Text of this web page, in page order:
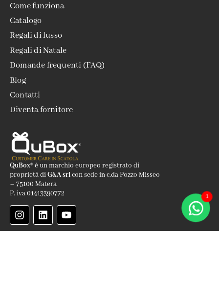
Come funziona
Catalogo
Regali di lusso
Regali di Natale
Domande frequenti (FAQ)
Blog
Contatti
Diventa fornitore
QuBox®è un marchio europeo registrato di
proprietà diG&A srlcon sede in c.da Pozzo Misseo
– 75100 Matera
P. iva 01413390772
1